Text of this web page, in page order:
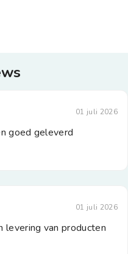
01 juli 2026
goed geleverd
01 juli 2026
levering van producten